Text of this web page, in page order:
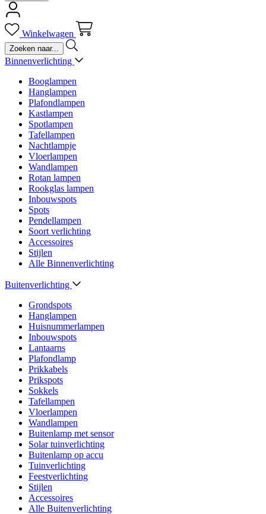
Winkelwagen
Binnenverlichting
Booglampen
Hanglampen
Plafondlampen
Kastlampen
Spotlampen
Tafellampen
Nachtlampje
Vloerlampen
Wandlampen
Rotan lampen
Rookglas lampen
Inbouwspots
Spots
Pendellampen
Soort verlichting
Accessoires
Stijlen
Alle Binnenverlichting
Buitenverlichting
Grondspots
Hanglampen
Huisnummerlampen
Inbouwspots
Lantaarns
Plafondlamp
Prikkabels
Prikspots
Sokkels
Tafellampen
Vloerlampen
Wandlampen
Buitenlamp met sensor
Solar tuinverlichting
Buitenlamp op accu
Tuinverlichting
Feestverlichting
Stijlen
Accessoires
Alle Buitenverlichting